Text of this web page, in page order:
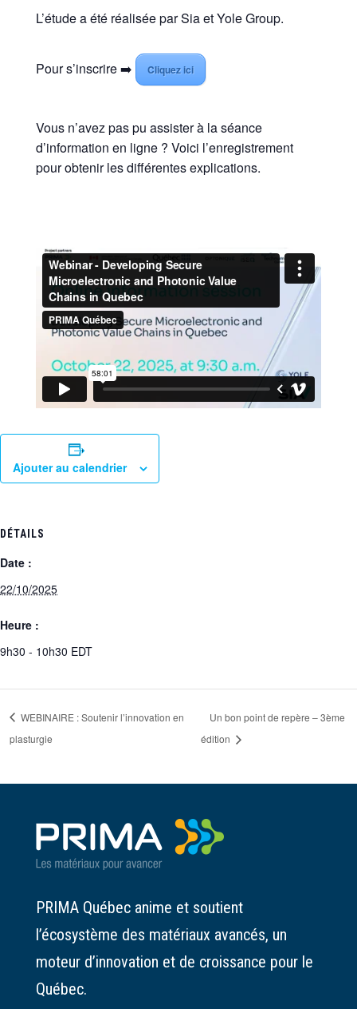
L’étude a été réalisée par Sia et Yole Group.
Pour s’inscrire ➡️ Cliquez ici
Vous n’avez pas pu assister à la séance
d’information en ligne ? Voici l’enregistrement
pour obtenir les différentes explications.
Ajouter au calendrier
DÉTAILS
Date :
22/10/2025
Heure :
9h30 - 10h30 EDT
WEBINAIRE : Soutenir l’innovation en
plasturgie
Un bon point de repère – 3ème
édition
PRIMA Québec anime et soutient
l’écosystème des matériaux avancés, un
moteur d’innovation et de croissance pour le
Québec.